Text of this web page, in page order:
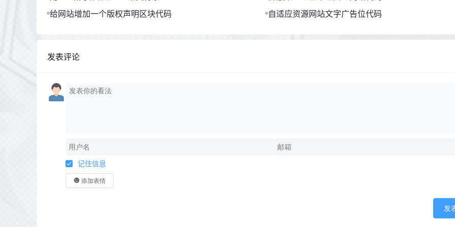
给网站增加一个版权声明区块代码
自适应资源网站文字广告位代码
发表评论
记住信息
添加表情
发